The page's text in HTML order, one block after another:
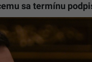
sa termínu